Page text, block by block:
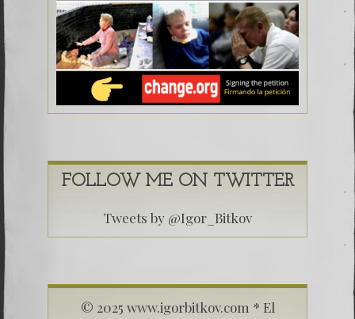
FOLLOW ME ON TWITTER
Tweets by @Igor_Bitkov
© 2025 www.igorbitkov.com * El